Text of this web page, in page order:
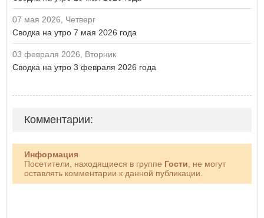
07 мая 2026, Четверг
Сводка на утро 7 мая 2026 года
03 февраля 2026, Вторник
Сводка на утро 3 февраля 2026 года
Комментарии:
Информация
Посетители, находящиеся в группе Гости , не могут
оставлять комментарии к данной публикации.